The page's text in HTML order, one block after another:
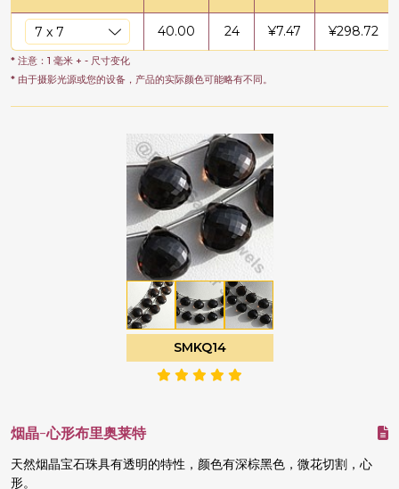
40.00 24 ¥7.47 ¥298.72
* 注意：1 毫米 + - 尺寸变化
* 由于摄影光源或您的设备，产品的实际颜色可能略有不同。
SMKQ14
烟晶-心形布里奥莱特
天然烟晶宝石珠具有透明的特性，颜色有深棕黑色，微花切割，心
形。